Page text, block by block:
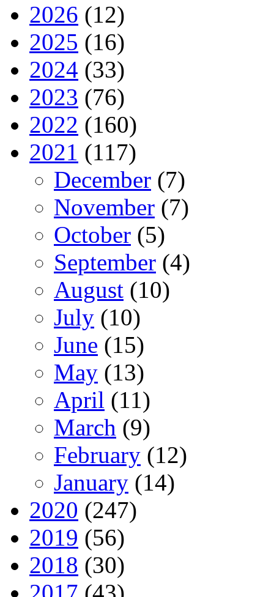
2026 (12)
2025 (16)
2024 (33)
2023 (76)
2022 (160)
2021 (117)
December (7)
November (7)
October (5)
September (4)
August (10)
July (10)
June (15)
May (13)
April (11)
March (9)
February (12)
January (14)
2020 (247)
2019 (56)
2018 (30)